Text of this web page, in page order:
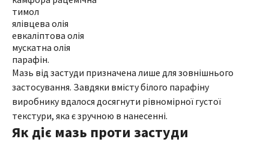
тимол
ялівцева олія
евкаліптова олія
мускатна олія
парафін.
Мазь від застуди призначена лише для зовнішнього
застосування. Завдяки вмісту білого парафіну
виробнику вдалося досягнути рівномірної густої
текстури, яка є зручною в нанесенні.
Як діє мазь проти застуди